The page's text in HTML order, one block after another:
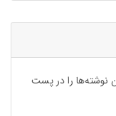
نوشته‌ها را در پست